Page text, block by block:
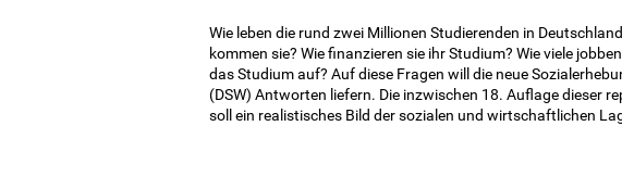
Wie leben die rund zwei Millionen Studierenden in
kommen sie? Wie finanzieren sie ihr Studium? Wie viele
das Studium auf? Auf diese Fragen will die neue
(DSW) Antworten liefern. Die inzwischen 18. Auflage dieser
soll ein realistisches Bild der sozialen und wirtschaftlichen